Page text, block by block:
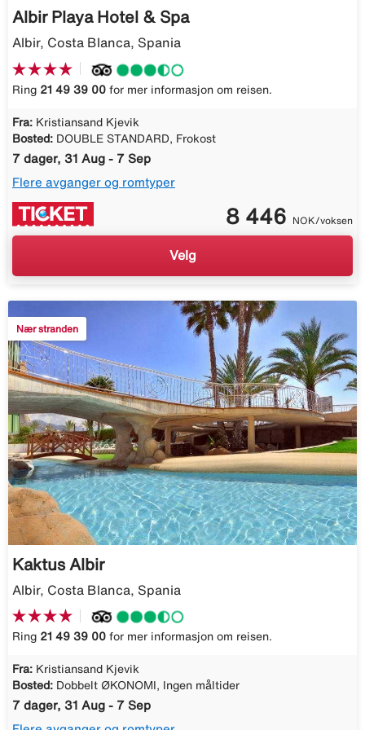
Albir Playa Hotel & Spa
Albir, Costa Blanca, Spania
Ring 21 49 39 00 for mer informasjon om reisen.
Fra: Kristiansand Kjevik
Bosted: DOUBLE STANDARD, Frokost
7 dager, 31 Aug - 7 Sep
Flere avganger og romtyper
8 446 NOK/voksen
Velg
Nær stranden
Kaktus Albir
Albir, Costa Blanca, Spania
Ring 21 49 39 00 for mer informasjon om reisen.
Fra: Kristiansand Kjevik
Bosted: Dobbelt ØKONOMI, Ingen måltider
7 dager, 31 Aug - 7 Sep